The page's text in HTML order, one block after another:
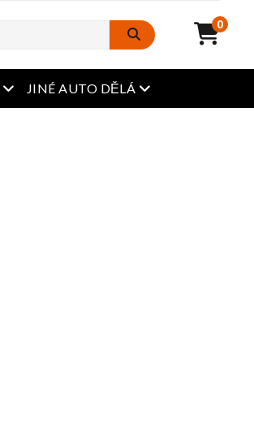
0
Otevřená nabídka
JINÉ AUTO DĚLÁ Otevřená nabídka